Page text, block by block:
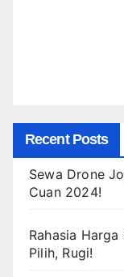
Recent Posts
Sewa Drone
Cuan 2024!
Rahasia
Pilih, Rugi!